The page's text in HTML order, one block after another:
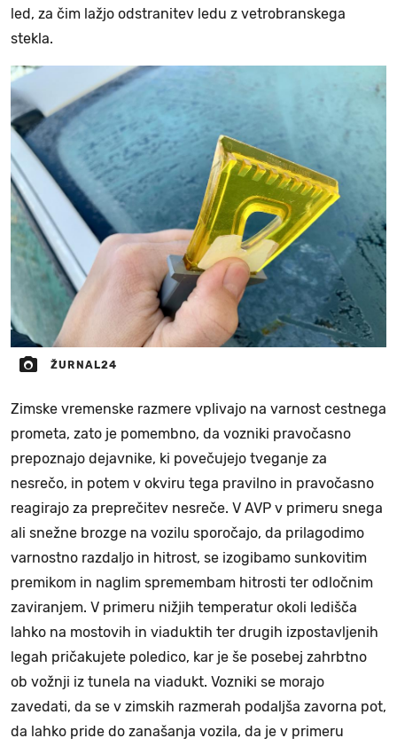
led, za čim lažjo odstranitev ledu z vetrobranskega
stekla.
ŽURNAL24
Zimske vremenske razmere vplivajo na varnost cestnega
prometa, zato je pomembno, da vozniki pravočasno
prepoznajo dejavnike, ki povečujejo tveganje za
nesrečo, in potem v okviru tega pravilno in pravočasno
reagirajo za preprečitev nesreče. V AVP v primeru snega
ali snežne brozge na vozilu sporočajo, da prilagodimo
varnostno razdaljo in hitrost, se izogibamo sunkovitim
premikom in naglim spremembam hitrosti ter odločnim
zaviranjem. V primeru nižjih temperatur okoli ledišča
lahko na mostovih in viaduktih ter drugih izpostavljenih
legah pričakujete poledico, kar je še posebej zahrbtno
ob vožnji iz tunela na viadukt. Vozniki se morajo
zavedati, da se v zimskih razmerah podaljša zavorna pot,
da lahko pride do zanašanja vozila, da je v primeru